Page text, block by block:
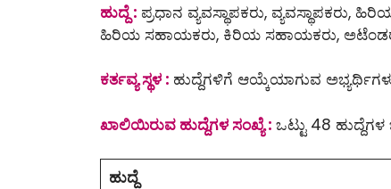
ಹುದ್ದೆ : ಪ್ರಧಾನ ವ್ಯವಸ್ಥಾಪಕರು, ವ್ಯವಸ್ಥಾಪಕರು,
ಹಿರಿಯ ಸಹಾಯಕರು, ಕಿರಿಯ ಸಹಾಯಕರು,
ಕರ್ತವ್ಯ ಸ್ಥಳ : ಹುದ್ದೆಗಳಿಗೆ ಆಯ್ಕೆಯಾಗುವ
ಖಾಲಿಯಿರುವ ಹುದ್ದೆಗಳ ಸಂಖ್ಯೆ : ಒಟ್ಟು 48
ಹುದ್ದೆ